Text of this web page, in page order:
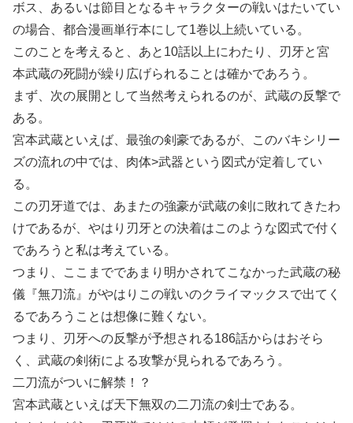
ボス、あるいは節目となるキャラクターの戦いはたいてい
の場合、都合漫画単行本にして1巻以上続いている。
このことを考えると、あと10話以上にわたり、刃牙と宮
本武蔵の死闘が繰り広げられることは確かであろう。
まず、次の展開として当然考えられるのが、武蔵の反撃で
ある。
宮本武蔵といえば、最強の剣豪であるが、このバキシリー
ズの流れの中では、肉体>武器という図式が定着してい
る。
この刃牙道では、あまたの強豪が武蔵の剣に敗れてきたわ
けであるが、やはり刃牙との決着はこのような図式で付く
であろうと私は考えている。
つまり、ここまでであまり明かされてこなかった武蔵の秘
儀『無刀流』がやはりこの戦いのクライマックスで出てく
るであろうことは想像に難くない。
つまり、刃牙への反撃が予想される186話からはおそら
く、武蔵の剣術による攻撃が見られるであろう。
二刀流がついに解禁！？
宮本武蔵といえば天下無双の二刀流の剣士である。